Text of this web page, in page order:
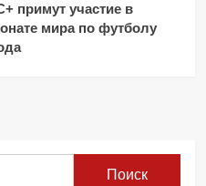
примут участие в
мира по футболу